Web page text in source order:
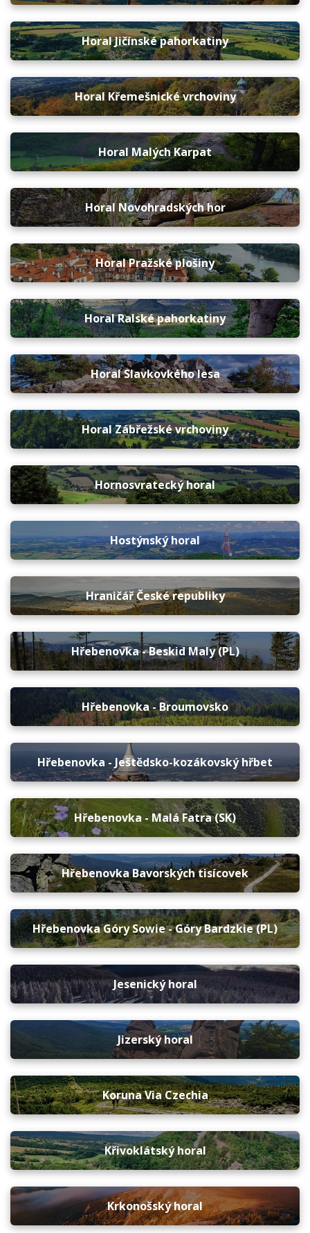
Horal Jičínské pahorkatiny
Horal Křemešnické vrchoviny
Horal Malých Karpat
Horal Novohradských hor
Horal Pražské plošiny
Horal Ralské pahorkatiny
Horal Slavkovkého lesa
Horal Zábřežské vrchoviny
Hornosvratecký horal
Hostýnský horal
Hraničář České republiky
Hřebenovka - Beskid Maly (PL)
Hřebenovka - Broumovsko
Hřebenovka - Ještědsko-kozákovský hřbet
Hřebenovka - Malá Fatra (SK)
Hřebenovka Bavorských tisícovek
Hřebenovka Góry Sowie - Góry Bardzkie (PL)
Jesenický horal
Jizerský horal
Koruna Via Czechia
Křivoklátský horal
Krkonošský horal